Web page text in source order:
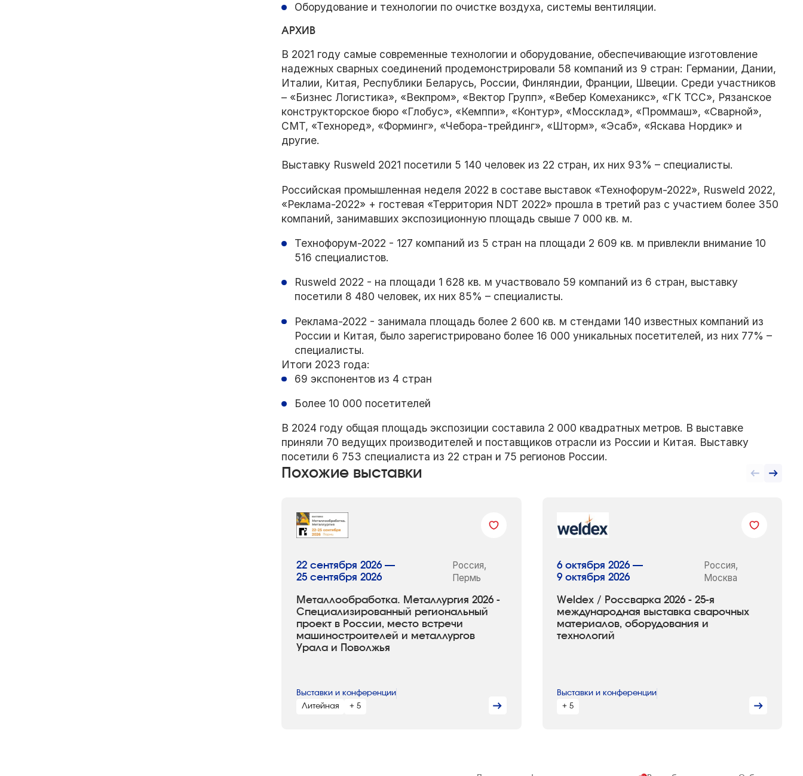
Оборудование и технологии по очистке воздуха, системы вентиляции.
АРХИВ
В 2021 году самые современные технологии и оборудование, обеспечивающие изготовление
надежных сварных соединений продемонстрировали 58 компаний из 9 стран: Германии, Дании,
Италии, Китая, Республики Беларусь, России, Финляндии, Франции, Швеции. Среди участников
– «Бизнес Логистика», «Векпром», «Вектор Групп», «Вебер Комеханикс», «ГК ТСС», Рязанское
конструкторское бюро «Глобус», «Кемппи», «Контур», «Моссклад», «Проммаш», «Сварной»,
СМТ, «Техноред», «Форминг», «Чебора-трейдинг», «Шторм», «Эсаб», «Яскава Нордик» и
другие.
Выставку Rusweld 2021 посетили 5 140 человек из 22 стран, их них 93% – специалисты.
Российская промышленная неделя 2022 в составе выставок «Технофорум-2022», Rusweld 2022,
«Реклама-2022» + гостевая «Территория NDT 2022» прошла в третий раз с участием более 350
компаний, занимавших экспозиционную площадь свыше 7 000 кв. м.
Технофорум-2022 - 127 компаний из 5 стран на площади 2 609 кв. м привлекли внимание 10
516 специалистов.
Rusweld 2022 - на площади 1 628 кв. м участвовало 59 компаний из 6 стран, выставку
посетили 8 480 человек, их них 85% – специалисты.
Реклама-2022 - занимала площадь более 2 600 кв. м стендами 140 известных компаний из
России и Китая, было зарегистрировано более 16 000 уникальных посетителей, из них 77% –
специалисты.
Итоги 2023 года:
69 экспонентов из 4 стран
Более 10 000 посетителей
В 2024 году общая площадь экспозиции составила 2 000 квадратных метров. В выставке
приняли 70 ведущих производителей и поставщиков отрасли из России и Китая. Выставку
посетили 6 753 специалиста из 22 стран и 75 регионов России.
Похожие выставки
Металлообработка. Металлургия 2026 -
Специализированный региональный
проект в России, место встречи
машиностроителей и металлургов
Урала и Поволжья
22 сентября 2026 —
25 сентября 2026
Россия,
Пермь
Выставки и конференции
Литейная
+ 5
Weldex / Россварка 2026 - 25-я
международная выставка сварочных
материалов, оборудования и
технологий
6 октября 2026 —
9 октября 2026
Россия,
Москва
Выставки и конференции
+ 5